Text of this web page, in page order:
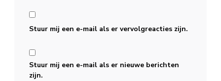
Stuur mij een e-mail als er vervolgreacties zijn.
Stuur mij een e-mail als er nieuwe berichten
zijn.